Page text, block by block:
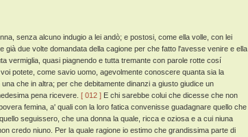
senza alcuno indugio a lei andò; e postosi, come ella volle, con lei
due volte domandata della cagione per che fatto l'avesse venire e ella
vermiglia, quasi piagnendo e tutta tremante con parole rotte cosí
potete, come savio uomo, agevolmente conoscere quanta sia la
che in altra; per che debitamente dinanzi a giusto giudice un
pena ricevere. [ 012 ] E chi sarebbe colui che dicesse che non
femina, a' quali con la loro fatica convenisse guadagnare quello che
seguissero, che una donna la quale, ricca e oziosa e a cui niuna
credo niuno. Per la quale ragione io estimo che grandissima parte di